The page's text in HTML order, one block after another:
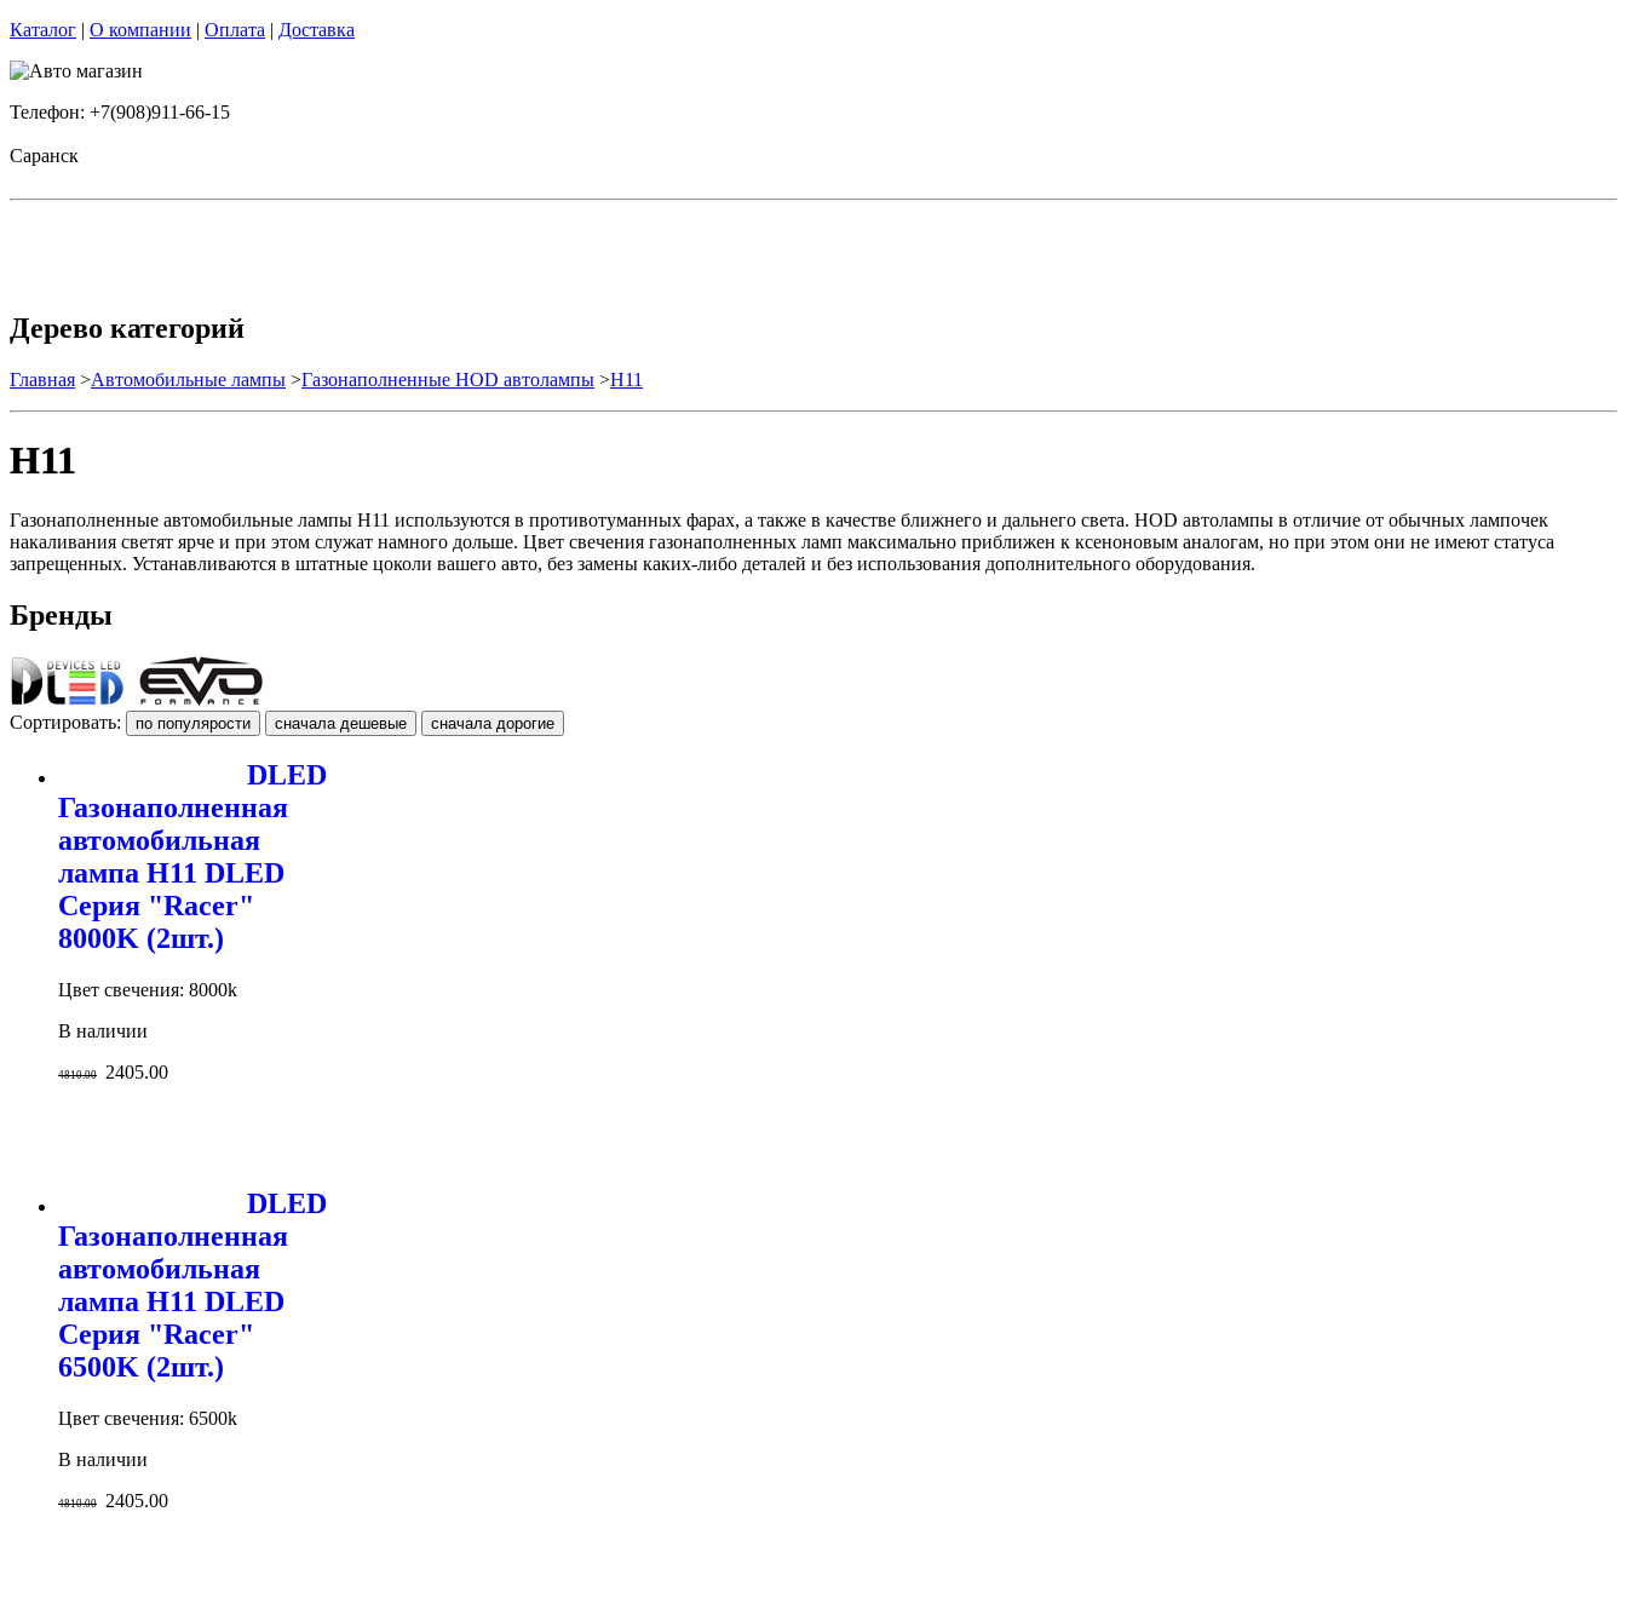
Каталог | О компании | Оплата | Доставка
Телефон: +7(908)911-66-15
Саранск
Дерево категорий
Главная >Автомобильные лампы >Газонаполненные HOD автолампы >H11
H11
Газонаполненные автомобильные лампы H11 используются в противотуманных фарах, а также в качестве ближнего и дальнего света. HOD автолампы в отличие от обычных лампочек
накаливания светят ярче и при этом служат намного дольше. Цвет свечения газонаполненных ламп максимально приближен к ксеноновым аналогам, но при этом они не имеют статуса
запрещенных. Устанавливаются в штатные цоколи вашего авто, без замены каких-либо деталей и без использования дополнительного оборудования.
Бренды
Сортировать:
DLED
Газонаполненная
автомобильная
лампа H11 DLED
Серия "Racer"
8000K (2шт.)
Цвет свечения: 8000k
В наличии
4810.00 2405.00
DLED
Газонаполненная
автомобильная
лампа H11 DLED
Серия "Racer"
6500K (2шт.)
Цвет свечения: 6500k
В наличии
4810.00 2405.00